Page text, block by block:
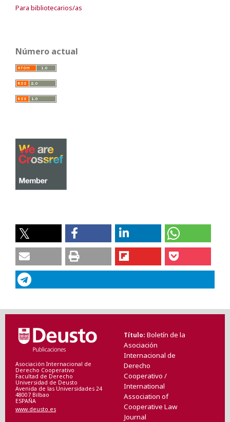
Para bibliotecarios/as
Número actual
Asociación Internacional de
Derecho Cooperativo
Facultad de Derecho
Universidad de Deusto
Avenida de las Universidades 24
48007 Bilbao
ESPAÑA
www.deusto.es
Título Boletín de la
Asociación
Internacional de
Derecho
Cooperativo /
International
Association of
Cooperative Law
Journal